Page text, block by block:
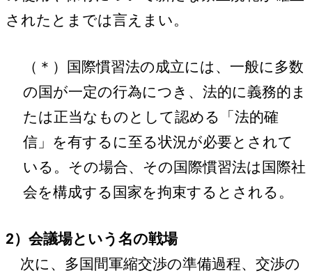
されたとまでは言えまい。
（＊）国際慣習法の成立には、一般に多数
の国が一定の行為につき、法的に義務的ま
たは正当なものとして認める「法的確
信」を有するに至る状況が必要とされて
いる。その場合、その国際慣習法は国際社
会を構成する国家を拘束するとされる。
2）会議場という名の戦場
次に、多国間軍縮交渉の準備過程、交渉の